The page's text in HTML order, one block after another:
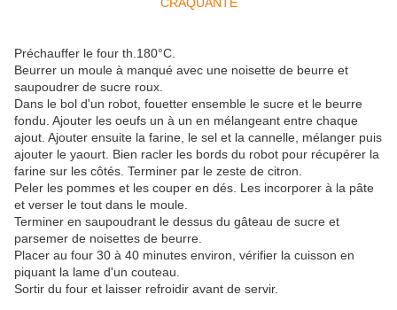
Préchauffer le four th.180°C.
Beurrer un moule à manqué avec une noisette de beurre et
saupoudrer de sucre roux.
Dans le bol d'un robot, fouetter ensemble le sucre et le beurre
fondu. Ajouter les oeufs un à un en mélangeant entre chaque
ajout. Ajouter ensuite la farine, le sel et la cannelle, mélanger puis
ajouter le yaourt. Bien racler les bords du robot pour récupérer la
farine sur les côtés. Terminer par le zeste de citron.
Peler les pommes et les couper en dés. Les incorporer à la pâte
et verser le tout dans le moule.
Terminer en saupoudrant le dessus du gâteau de sucre et
parsemer de noisettes de beurre.
Placer au four 30 à 40 minutes environ, vérifier la cuisson en
piquant la lame d'un couteau.
Sortir du four et laisser refroidir avant de servir.